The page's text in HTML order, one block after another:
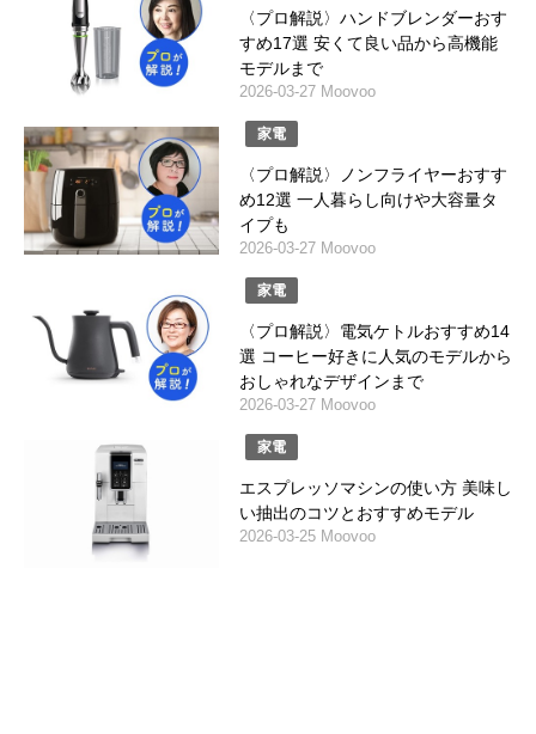
〈プロ解説〉ハンドブレンダーおす
すめ17選 安くて良い品から高機能
モデルまで
2026-03-27 Moovoo
家電
〈プロ解説〉ノンフライヤーおすす
め12選 一人暮らし向けや大容量タ
イプも
2026-03-27 Moovoo
家電
〈プロ解説〉電気ケトルおすすめ14
選 コーヒー好きに人気のモデルから
おしゃれなデザインまで
2026-03-27 Moovoo
家電
エスプレッソマシンの使い方 美味し
い抽出のコツとおすすめモデル
2026-03-25 Moovoo